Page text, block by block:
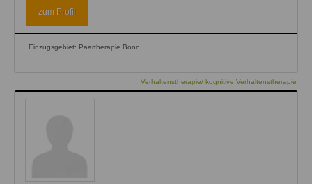
zum Profil
Einzugsgebiet: Paartherapie Bonn,
Verhaltenstherapie/ kognitive Verhaltenstherapie